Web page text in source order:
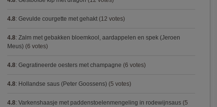
4.8: Gevulde courgette met gehakt (12 votes)
4.8: Zalm met gebakken bloemkool, aardappelen en spek (Jeroen
Meus) (6 votes)
4.8: Gegratineerde oesters met champagne (6 votes)
4.8: Hollandse saus (Peter Goossens) (5 votes)
4.8: Varkenshaasje met paddenstoelenmengeling in rodewijnsaus (5